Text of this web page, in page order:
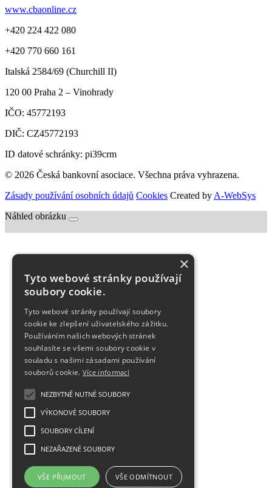
www.cbaonline.cz
+420 224 422 080
+420 770 660 161
Italská 2584/69 (Churchill II)
120 00 Praha 2 – Vinohrady
IČO: 45772193
DIČ: CZ45772193
ID datové schránky: pi39crm
© 2026 Česká bankovní asociace. Všechna práva vyhrazena.
Zásady používání osobních údajů Cookies Created by A-WebSys
Náhled obrázku
×
Tyto webové stránky používají
soubory cookie.
Tyto webové stránky používají soubory
cookie ke zlepšení uživatelského zážitku.
Používáním našich webových stránek
souhlasíte se všemi soubory cookie v
souladu s našimi zásadami používání
souborů cookie. Více informací
NEZBYTNĚ NUTNÉ SOUBORY
VÝKONOVÉ SOUBORY
SOUBORY CÍLENÍ
NEZAŘAZENÉ SOUBORY
VŠE PŘIJMOUT VŠE ODMÍTNOUT